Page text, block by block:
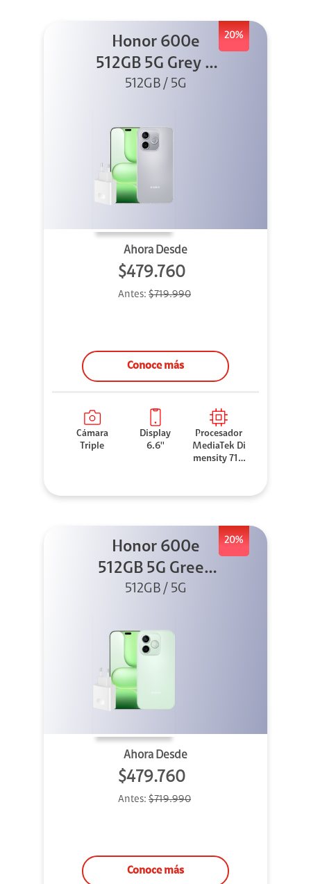
20%
Honor 600e
512GB 5G Grey +
45W
512GB / 5G
Ahora Desde
$479.760
Antes: $719.990
Conoce más
Cámara
Triple
Display
6.6''
Procesador
MediaTek Di
mensity 710
20%
Honor 600e
512GB 5G Green
+ 45W
512GB / 5G
Ahora Desde
$479.760
Antes: $719.990
Conoce más